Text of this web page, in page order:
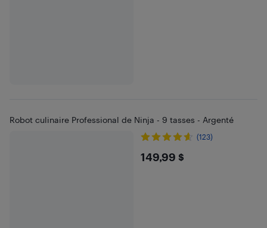
Robot culinaire Professional de Ninja - 9 tasses - Argenté
(123)
$149.99
149,99 $